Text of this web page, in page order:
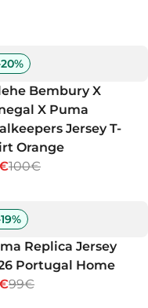
20%
Bembury X
X Puma
Jersey T-
Orange
100€
19%
Replica Jersey
Portugal Home
99€